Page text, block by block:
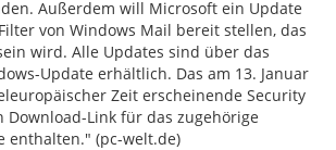
Außerdem will Microsoft ein Update
von Windows Mail bereit stellen, das
wird. Alle Updates sind über das
Update erhältlich. Das am 13. Januar
Zeit erscheinende Security
Link für das zugehörige
enthalten." (pc-welt.de)